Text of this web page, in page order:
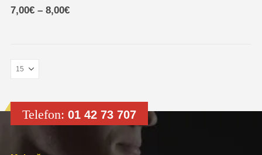
0out of 5
7,00€ – 8,00€
Telefon: 01 42 73 707